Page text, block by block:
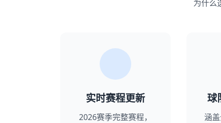
为什么
实时赛程更新
2026赛季完整赛程，
球
涵